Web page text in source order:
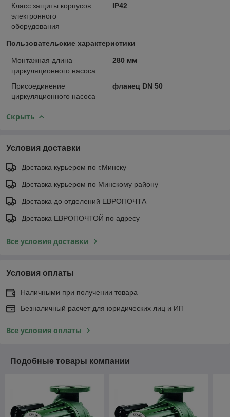
Класс защиты корпусов
электронного
оборудования
IP42
Пользовательские характеристики
Монтажная длина
циркуляционного насоса
280 мм
Присоединение
циркуляционного насоса
фланец DN 50
Скрыть
Условия доставки
Доставка курьером по г.Минску
Доставка курьером по Минскому району
Доставка до отделений ЕВРОПОЧТА
Доставка ЕВРОПОЧТОЙ по адресу
Все условия доставки
Условия оплаты
Наличными при получении товара
Безналичный расчет для юридических лиц и ИП
Все условия оплаты
Подобные товары компании